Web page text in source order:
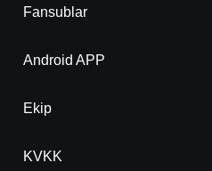
Fansublar
Android APP
Ekip
KVKK